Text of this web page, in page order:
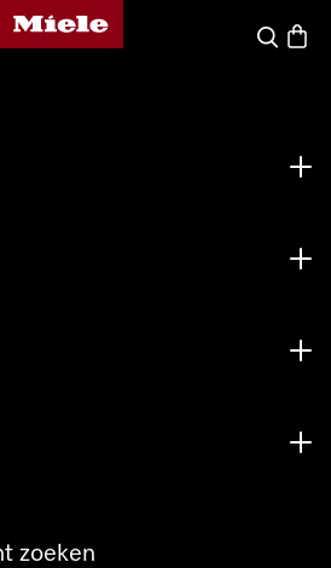
Homepage van Miele
Wat zoek
zoeken